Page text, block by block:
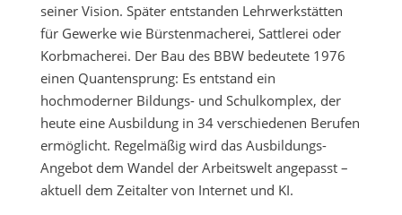
seiner Vision. Später entstanden Lehrwerkstätten
für Gewerke wie Bürstenmacherei, Sattlerei oder
Korbmacherei. Der Bau des BBW bedeutete 1976
einen Quantensprung: Es entstand ein
hochmoderner Bildungs- und Schulkomplex, der
heute eine Ausbildung in 34 verschiedenen Berufen
ermöglicht. Regelmäßig wird das Ausbildungs-
Angebot dem Wandel der Arbeitswelt angepasst –
aktuell dem Zeitalter von Internet und KI.